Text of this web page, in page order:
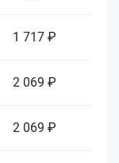
1 717 ₽
2 069 ₽
2 069 ₽